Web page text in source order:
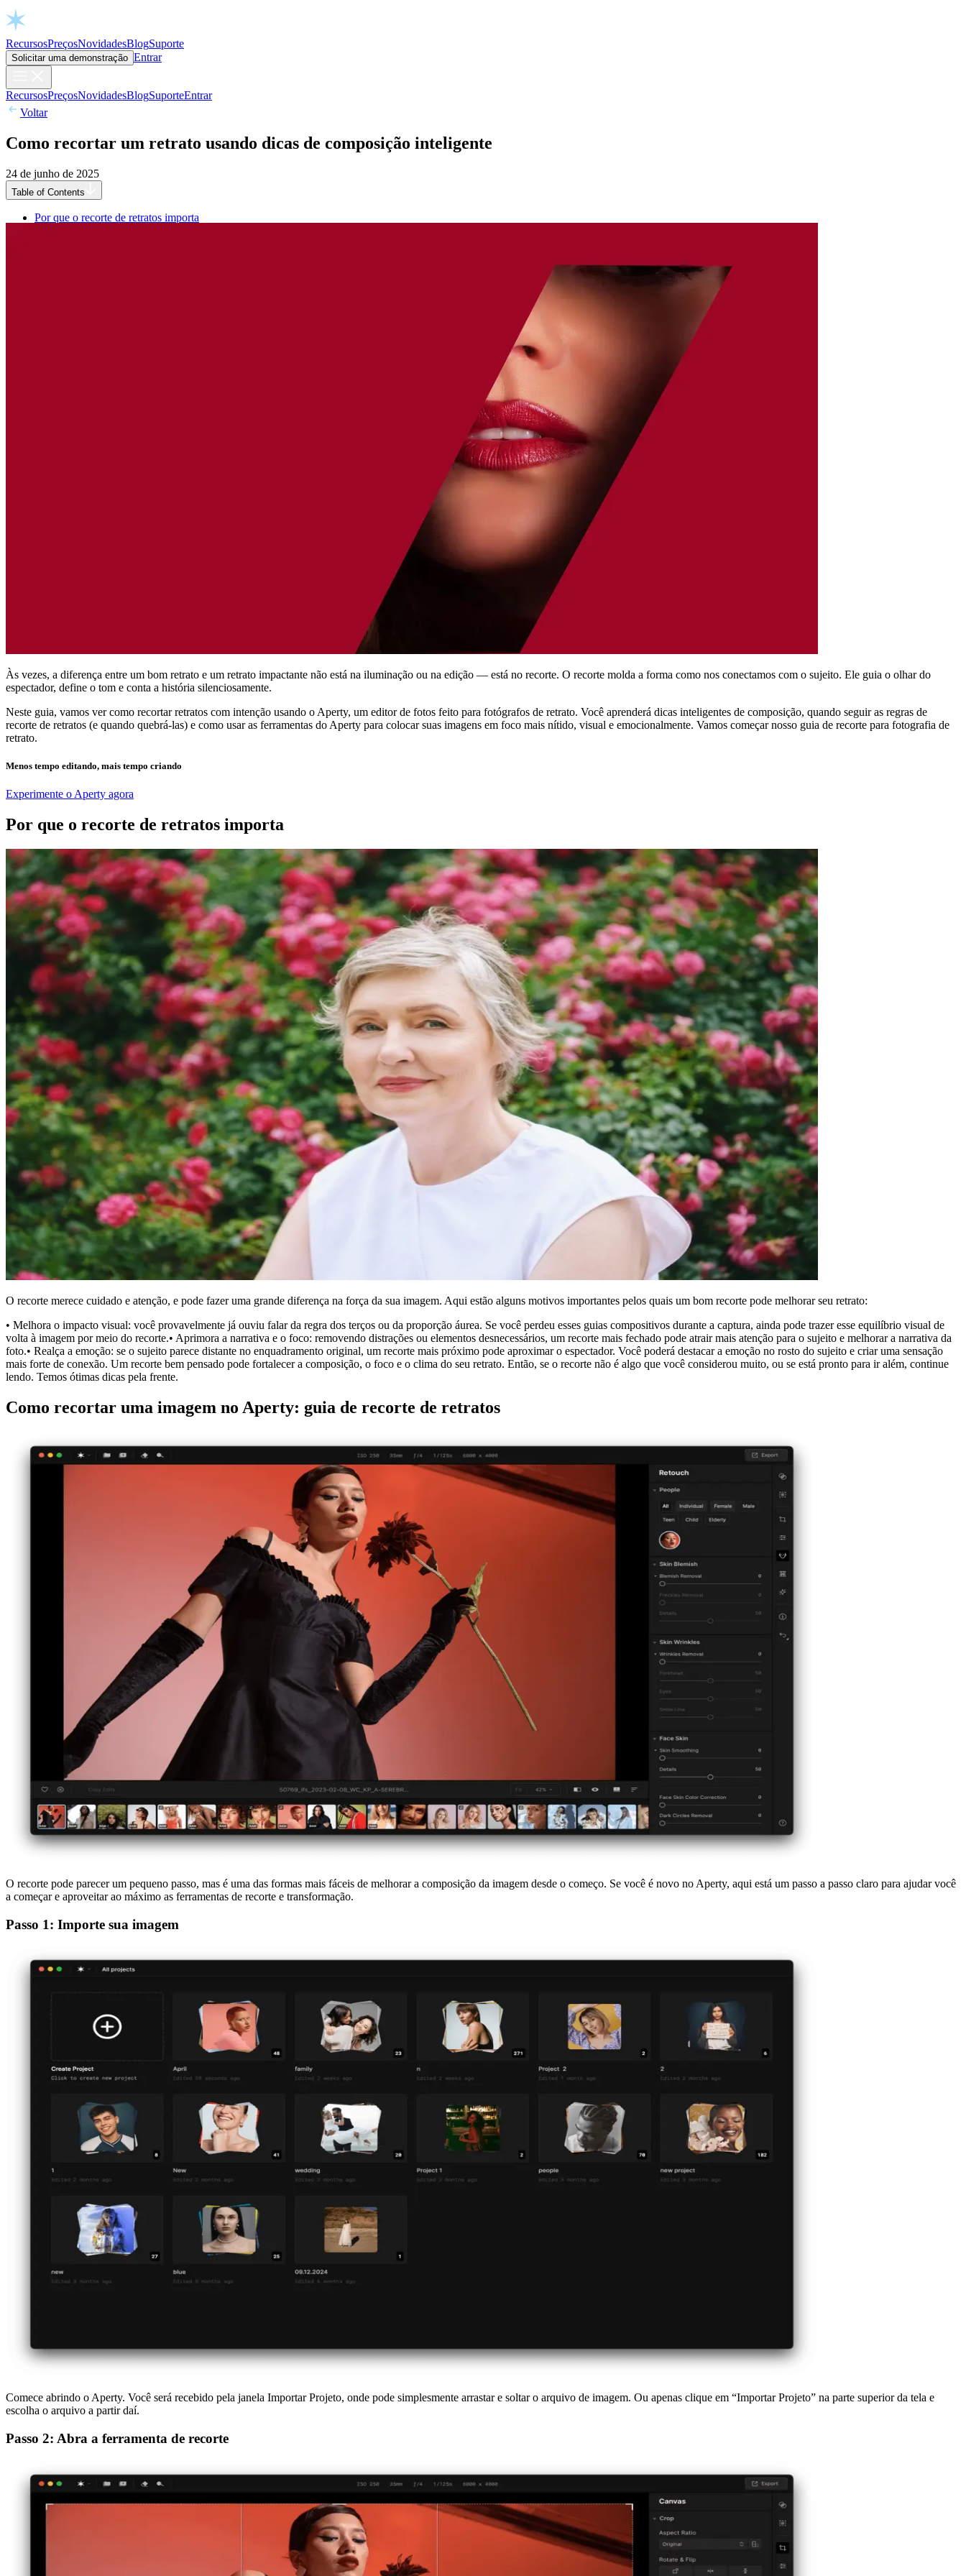
Open chat
RecursosPreçosNovidadesBlogSuporte
Solicitar uma demonstração Entrar
RecursosPreçosNovidadesBlogSuporteEntrar
Voltar
Como recortar um retrato usando dicas de composição inteligente
24 de junho de 2025
Table of Contents
Por que o recorte de retratos importa
Às vezes, a diferença entre um bom retrato e um retrato impactante não está na iluminação ou na edição — está no recorte. O recorte molda a forma como nos conectamos com o sujeito. Ele guia o olhar do
espectador, define o tom e conta a história silenciosamente.
Neste guia, vamos ver como recortar retratos com intenção usando o Aperty, um editor de fotos feito para fotógrafos de retrato. Você aprenderá dicas inteligentes de composição, quando seguir as regras de
recorte de retratos (e quando quebrá-las) e como usar as ferramentas do Aperty para colocar suas imagens em foco mais nítido, visual e emocionalmente. Vamos começar nosso guia de recorte para fotografia de
retrato.
Menos tempo editando, mais tempo criando
Experimente o Aperty agora
Por que o recorte de retratos importa
O recorte merece cuidado e atenção, e pode fazer uma grande diferença na força da sua imagem. Aqui estão alguns motivos importantes pelos quais um bom recorte pode melhorar seu retrato:
• Melhora o impacto visual: você provavelmente já ouviu falar da regra dos terços ou da proporção áurea. Se você perdeu esses guias compositivos durante a captura, ainda pode trazer esse equilíbrio visual de
volta à imagem por meio do recorte.• Aprimora a narrativa e o foco: removendo distrações ou elementos desnecessários, um recorte mais fechado pode atrair mais atenção para o sujeito e melhorar a narrativa da
foto.• Realça a emoção: se o sujeito parece distante no enquadramento original, um recorte mais próximo pode aproximar o espectador. Você poderá destacar a emoção no rosto do sujeito e criar uma sensação
mais forte de conexão. Um recorte bem pensado pode fortalecer a composição, o foco e o clima do seu retrato. Então, se o recorte não é algo que você considerou muito, ou se está pronto para ir além, continue
lendo. Temos ótimas dicas pela frente.
Como recortar uma imagem no Aperty: guia de recorte de retratos
O recorte pode parecer um pequeno passo, mas é uma das formas mais fáceis de melhorar a composição da imagem desde o começo. Se você é novo no Aperty, aqui está um passo a passo claro para ajudar você
a começar e aproveitar ao máximo as ferramentas de recorte e transformação.
Passo 1: Importe sua imagem
Comece abrindo o Aperty. Você será recebido pela janela Importar Projeto, onde pode simplesmente arrastar e soltar o arquivo de imagem. Ou apenas clique em “Importar Projeto” na parte superior da tela e
escolha o arquivo a partir daí.
Passo 2: Abra a ferramenta de recorte